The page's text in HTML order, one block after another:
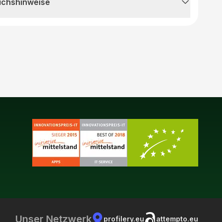
Unser Netzwerk profilery.eu attempto.eu